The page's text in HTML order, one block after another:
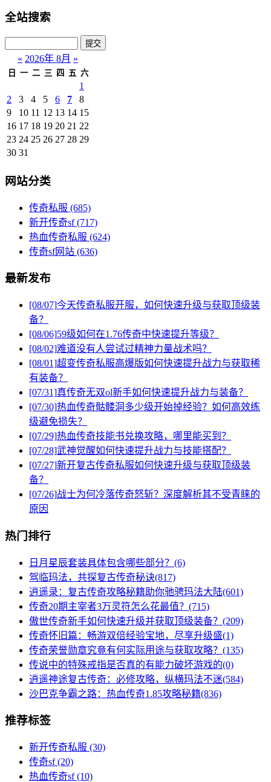
全站搜索
« 2026年 8月 »
日 一 二 三 四 五 六
1
2
3 4 5 6 7
8
9
10 11 12 13 14 15
16 17 18 19 20 21 22
23 24 25 26 27 28 29
30 31
网站分类
传奇私服 (685)
新开传奇sf(717)
热血传奇私服 (624)
传奇sf网站 (636)
最新发布
[08/07]今天传奇私服开服，如何快速升级与获取顶级装
备？
[08/06]59级如何在1.76传奇中快速提升等级？
[08/02]难道没有人尝试过精神力量战术吗？
[08/01]超变传奇私服高爆版如何快速提升战力与获取稀
有装备？
[07/31]真传奇无双ol新手如何快速提升战力与装备？
[07/30]热血传奇骷髅洞多少级开始掉经验？如何高效练
级避免损失？
[07/29]热血传奇技能书兑换攻略，哪里能买到？
[07/28]武神觉醒如何快速提升战力与技能搭配？
[07/27]新开复古传奇私服如何快速升级与获取顶级装
备？
[07/26]战士为何冷落传奇怒斩？深度解析其不受青睐的
原因
热门排行
日月星辰套装具体包含哪些部分？(6)
驾临玛法，共探复古传奇秘诀(817)
逍遥录：复古传奇攻略秘籍助你驰骋玛法大陆(601)
传奇20期主宰者3万灵符怎么花最值？(715)
傲世传奇新手如何快速升级并获取顶级装备？(209)
传奇怀旧篇：畅游双倍经验宝地，尽享升级盛(1)
传奇荣誉勋章究竟有何实际用途与获取攻略？(135)
传说中的特殊戒指是否真的有能力破坏游戏的(0)
逍遥神途复古传奇：必修攻略，纵横玛法不迷(584)
沙巴克争霸之路：热血传奇1.85攻略秘籍(836)
推荐标签
新开传奇私服 (30)
传奇sf(20)
热血传奇sf(10)